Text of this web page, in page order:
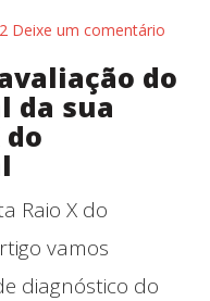
Deixe um comentário
do
da sua
do
Raio X do
vamos
diagnóstico do